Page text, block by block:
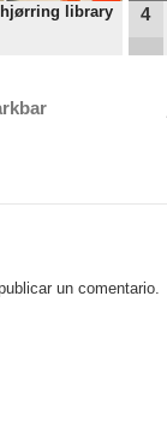
library 4
un comentario.